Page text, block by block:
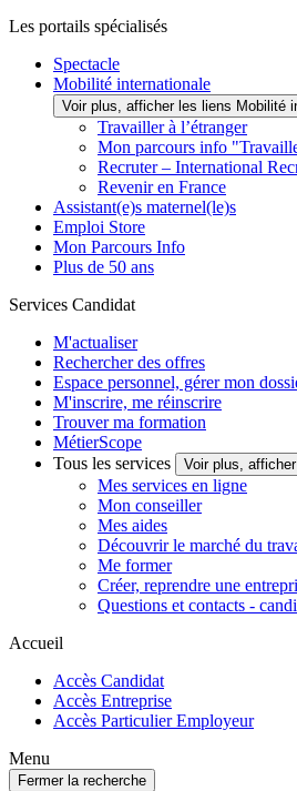
Les portails spécialisés
Spectacle
Mobilité internationale
Voir plus, afficher les liens Mobilité
Travailler à l’étranger
Mon parcours info
Recruter – International
Revenir en France
Assistant(e)s maternel(le)s
Emploi Store
Mon Parcours Info
Plus de 50 ans
Services Candidat
M'actualiser
Rechercher des offres
Espace personnel, gérer mon
M'inscrire, me réinscrire
Trouver ma formation
MétierScope
Tous les services
Voir plus,
Mes services en ligne
Mon conseiller
Mes aides
Découvrir le marché du
Me former
Créer, reprendre une
Questions et contacts -
Accueil
Accès Candidat
Accès Entreprise
Accès Particulier Employeur
Menu
Fermer la recherche